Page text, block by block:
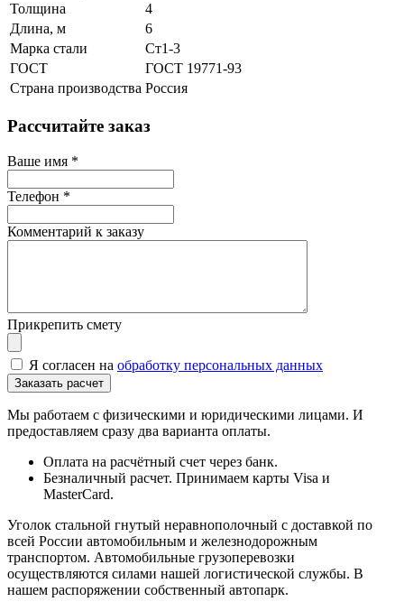
Толщина
4
Длина, м
6
Марка стали
Ст1-3
ГОСТ
ГОСТ 19771-93
Страна производства Россия
Рассчитайте заказ
Ваше имя *
Телефон *
Комментарий к заказу
Прикрепить смету
Я согласен на обработку персональных данных
Мы работаем с физическими и юридическими лицами. И
предоставляем сразу два варианта оплаты.
Оплата на расчётный счет через банк.
Безналичный расчет. Принимаем карты Visa и
MasterCard.
Уголок стальной гнутый неравнополочный с доставкой по
всей России автомобильным и железнодорожным
транспортом. Автомобильные грузоперевозки
осуществляются силами нашей логистической службы. В
нашем распоряжении собственный автопарк.